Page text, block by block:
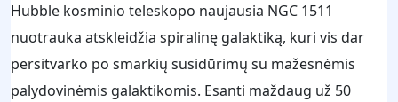
Hubble kosminio teleskopo naujausia NGC 1511
nuotrauka atskleidžia spiralinę galaktiką, kuri vis dar
persitvarko po smarkių susidūrimų su mažesnėmis
palydovinėmis galaktikomis. Esanti maždaug už 50